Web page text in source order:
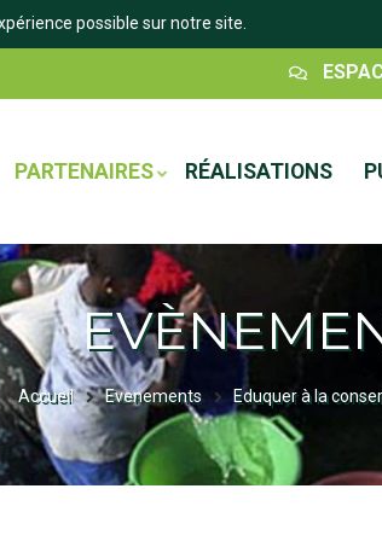
possible sur notre site.
PARTENAIRES RÉALISATIONS
Accueil Evenements Eduquer à la